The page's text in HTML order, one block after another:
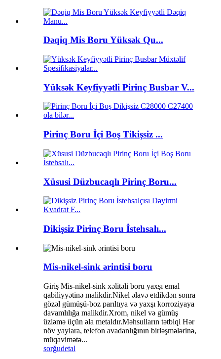
Dəqiq Mis Boru Yüksək Qu...
Yüksək Keyfiyyətli Pirinç Busbar V...
Pirinç Boru İçi Boş Tikişsiz ...
Xüsusi Düzbucaqlı Pirinç Boru...
Dikişsiz Pirinç Boru İstehsalı...
Mis-nikel-sink ərintisi boru
Giriş Mis-nikel-sink xəlitəli boru yaxşı emal
qabiliyyətinə malikdir.Nikel əlavə etdikdən sonra
gözəl gümüşü-boz parıltıya və yaxşı korroziyaya
davamlılığa malikdir.Xrom, nikel və gümüş
üzləmə üçün əla metaldır.Məhsulların tətbiqi Hər
növ yaylara, telefon avadanlığının birləşmələrinə,
müqavimətə...
sorğudetal